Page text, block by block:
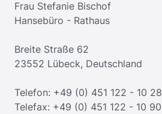
Frau Stefanie Bischof
Hansebüro - Rathaus
Breite Straße 62
23552 Lübeck, Deutschland
Telefon: +49 (0) 451 122 - 10 28
Telefax: +49 (0) 451 122 - 10 90